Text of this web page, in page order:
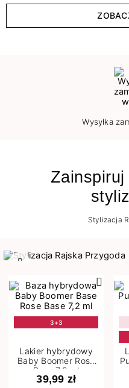
Wysyłka
Stylizacja
3+3
Lakier hybrydowy
Baby Boomer Rose
Base 7,2 ml
39,99 zł